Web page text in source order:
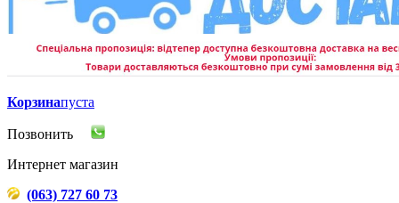
Корзинапуста
Позвонить
Интернет магазин
(063) 727 60 73